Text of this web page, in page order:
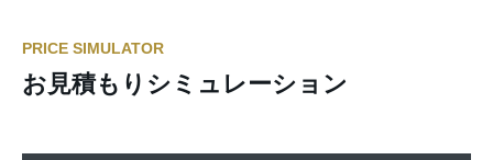
PRICE SIMULATOR
お見積もりシミュレーション